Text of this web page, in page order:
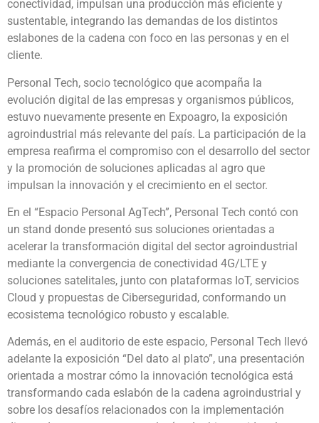
conectividad, impulsan una producción más eficiente y
sustentable, integrando las demandas de los distintos
eslabones de la cadena con foco en las personas y en el
cliente.
Personal Tech, socio tecnológico que acompaña la
evolución digital de las empresas y organismos públicos,
estuvo nuevamente presente en Expoagro, la exposición
agroindustrial más relevante del país. La participación de la
empresa reafirma el compromiso con el desarrollo del sector
y la promoción de soluciones aplicadas al agro que
impulsan la innovación y el crecimiento en el sector.
En el “Espacio Personal AgTech”, Personal Tech contó con
un stand donde presentó sus soluciones orientadas a
acelerar la transformación digital del sector agroindustrial
mediante la convergencia de conectividad 4G/LTE y
soluciones satelitales, junto con plataformas IoT, servicios
Cloud y propuestas de Ciberseguridad, conformando un
ecosistema tecnológico robusto y escalable.
Además, en el auditorio de este espacio, Personal Tech llevó
adelante la exposición “Del dato al plato”, una presentación
orientada a mostrar cómo la innovación tecnológica está
transformando cada eslabón de la cadena agroindustrial y
sobre los desafíos relacionados con la implementación